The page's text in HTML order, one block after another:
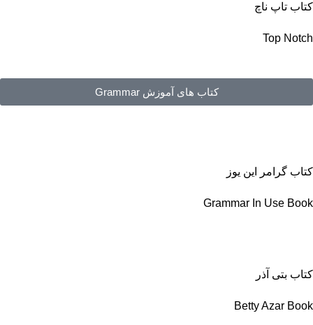
کتاب تاپ ناچ
Top Notch
کتاب های آموزش Grammar
کتاب گرامر این یوز
Grammar In Use Book
کتاب بتی آذر
Betty Azar Book